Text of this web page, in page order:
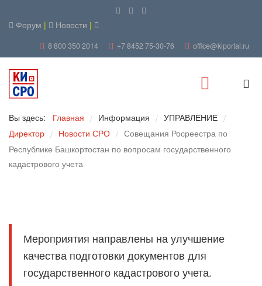
Форум | Новости |
8 800 350 2014 +7 8452 75-30-76 office@kiportal.ru
Вы здесь: Главная / Информация / УПРАВЛЕНИЕ /
Директор / Новости СРО / Совещания Росреестра по
Республике Башкортостан по вопросам государственного
кадастрового учета
Мероприятия направлены на улучшение
качества подготовки документов для
государственного кадастрового учета.